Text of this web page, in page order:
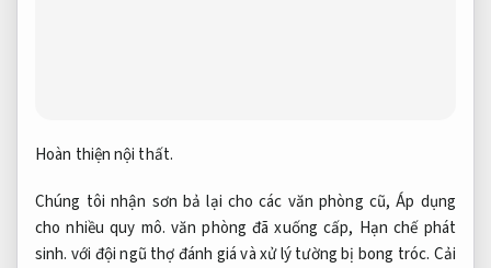
Hoàn thiện nội thất.
Chúng tôi nhận sơn bả lại cho các văn phòng cũ,Áp dụng
cho nhiều quy mô. văn phòng đã xuống cấp, Hạn chế phát
sinh. với đội ngũ thợ đánh giá và xử lý tường bị bong tróc. Cải